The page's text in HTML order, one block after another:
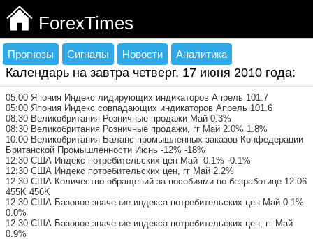
ForexTimes
Прогнозы Сигналы Новости Аналитика
Календарь на завтра четверг, 17 июня 2010 года:
05:00 Япония Индекс лидирующих индикаторов Апрель 101.7
05:00 Япония Индекс совпадающих индикаторов Апрель 101.6
08:30 Великобритания Розничные продажи Май 0.3%
08:30 Великобритания Розничные продажи, гг Май 2.0% 1.8%
10:00 Великобритания Баланс промышленных заказов Конфедерации
Британской Промышленности Июнь -12% -18%
12:30 США Индекс потребительских цен Май -0.1% -0.1%
12:30 США Индекс потребительских цен, гг Май 2.2%
12:30 США Количество обращений за пособиями по безработице 12.06
455K 456K
12:30 США Базовое значение индекса потребительских цен Май 0.1%
0.0%
12:30 США Базовое значение индекса потребительских цен, гг Май
0.9%